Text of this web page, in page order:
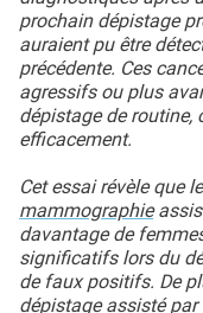
prochain dépistage
auraient pu être
précédente. Ces
agressifs ou plus
dépistage de routine,
efficacement.
Cet essai révèle que
mammographie
davantage de
significatifs lors du
de faux positifs. De
dépistage assisté par